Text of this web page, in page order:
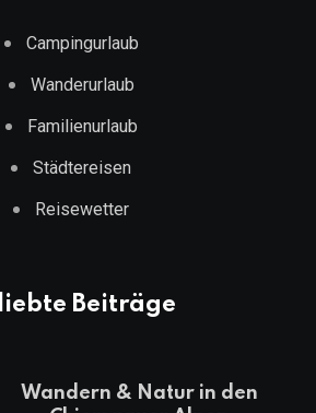
Campingurlaub
Wanderurlaub
Familienurlaub
Städtereisen
Reisewetter
Beiträge
Wandern & Natur in den